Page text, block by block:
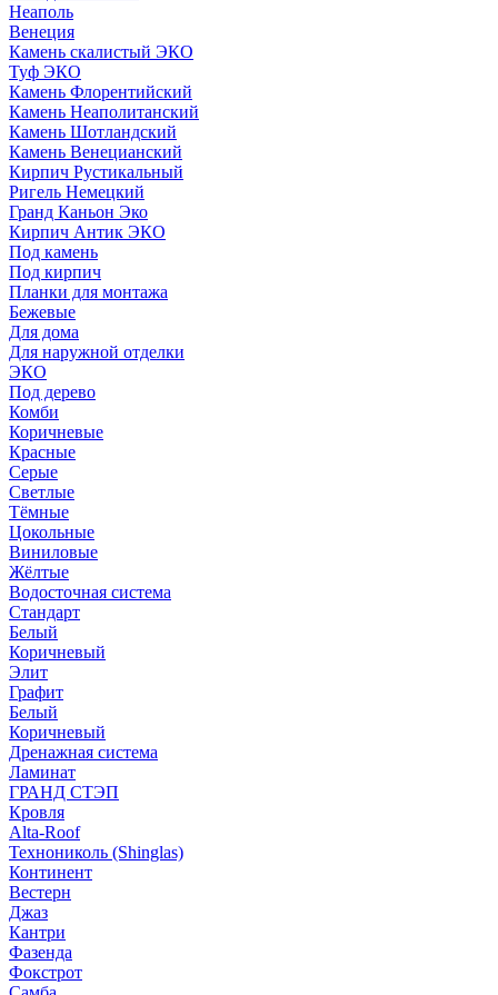
Неаполь
Венеция
Камень скалистый ЭКО
Туф ЭКО
Камень Флорентийский
Камень Неаполитанский
Камень Шотландский
Камень Венецианский
Кирпич Рустикальный
Ригель Немецкий
Гранд Каньон Эко
Кирпич Антик ЭКО
Под камень
Под кирпич
Планки для монтажа
Бежевые
Для дома
Для наружной отделки
ЭКO
Под дерево
Комби
Коричневые
Красные
Серые
Светлые
Тёмные
Цокольные
Виниловые
Жёлтые
Водосточная система
Стандарт
Белый
Коричневый
Элит
Графит
Белый
Коричневый
Дренажная система
Ламинат
ГРАНД СТЭП
Кровля
Alta-Roof
Технониколь (Shinglas)
Континент
Вестерн
Джаз
Кантри
Фазенда
Фокстрот